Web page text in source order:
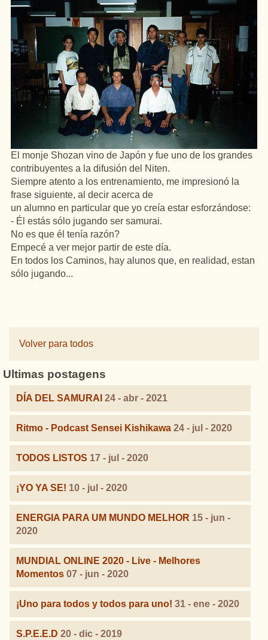
El monje Shozan vino de Japón y fue uno de los grandes
contribuyentes a la difusión del Niten.
Siempre atento a los entrenamiento, me impresionó la
frase siguiente, al decir acerca de
un alumno en particular que yo creía estar esforzándose:
- Él estás sólo jugando ser samurai.
No es que él tenía razón?
Empecé a ver mejor partir de este día.
En todos los Caminos, hay alunos que, en realidad, estan
sólo jugando...
Volver para todos
Ultimas postagens
DÍA DEL SAMURAI 24 - abr - 2021
Ritmo - Podcast Sensei Kishikawa 24 - jul - 2020
TODOS LISTOS 17 - jul - 2020
¡YO YA SE! 10 - jul - 2020
ENERGIA PARA UM MUNDO MELHOR 15 - jun -
2020
MUNDIAL ONLINE 2020 - Live - Melhores
Momentos 07 - jun - 2020
¡Uno para todos y todos para uno! 31 - ene - 2020
S.P.E.E.D 20 - dic - 2019